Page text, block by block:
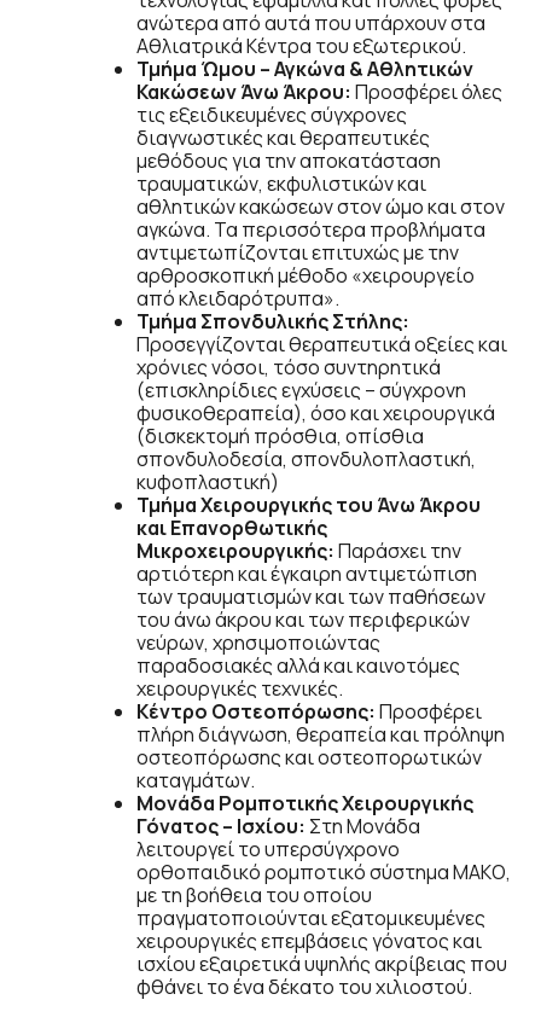
ανώτερα από αυτά που υπάρχουν στα
Αθλιατρικά Κέντρα του εξωτερικού.
Τμήμα Ώμου – Αγκώνα & Αθλητικών
Κακώσεων Άνω Άκρου: Προσφέρει όλες
τις εξειδικευμένες σύγχρονες
διαγνωστικές και θεραπευτικές
μεθόδους για την αποκατάσταση
τραυματικών, εκφυλιστικών και
αθλητικών κακώσεων στον ώμο και στον
αγκώνα. Τα περισσότερα προβλήματα
αντιμετωπίζονται επιτυχώς με την
αρθροσκοπική μέθοδο «χειρουργείο
από κλειδαρότρυπα».
Τμήμα Σπονδυλικής Στήλης:
Προσεγγίζονται θεραπευτικά οξείες και
χρόνιες νόσοι, τόσο συντηρητικά
(επισκληρίδιες εγχύσεις – σύγχρονη
φυσικοθεραπεία), όσο και χειρουργικά
(δισκεκτομή πρόσθια, οπίσθια
σπονδυλοδεσία, σπονδυλοπλαστική,
κυφοπλαστική)
Τμήμα Χειρουργικής του Άνω Άκρου
και Επανορθωτικής
Μικροχειρουργικής: Παράσχει την
αρτιότερη και έγκαιρη αντιμετώπιση
των τραυματισμών και των παθήσεων
του άνω άκρου και των περιφερικών
νεύρων, χρησιμοποιώντας
παραδοσιακές αλλά και καινοτόμες
χειρουργικές τεχνικές.
Κέντρο Οστεοπόρωσης: Προσφέρει
πλήρη διάγνωση, θεραπεία και πρόληψη
οστεοπόρωσης και οστεοπορωτικών
καταγμάτων.
Μονάδα Ρομποτικής Χειρουργικής
Γόνατος – Ισχίου: Στη Μονάδα
λειτουργεί το υπερσύγχρονο
ορθοπαιδικό ρομποτικό σύστημα MAKΟ,
με τη βοήθεια του οποίου
πραγματοποιούνται εξατομικευμένες
χειρουργικές επεμβάσεις γόνατος και
ισχίου εξαιρετικά υψηλής ακρίβειας που
φθάνει το ένα δέκατο του χιλιοστού.